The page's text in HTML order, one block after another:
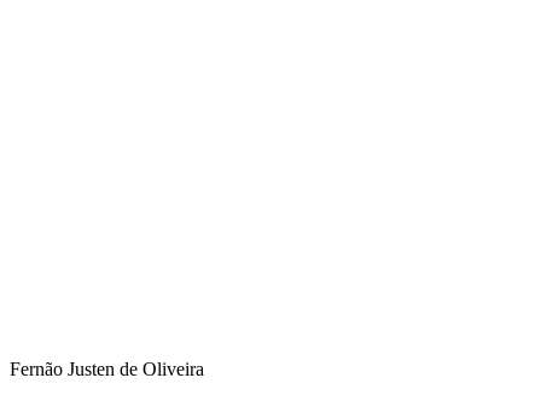
Fernão Justen de Oliveira